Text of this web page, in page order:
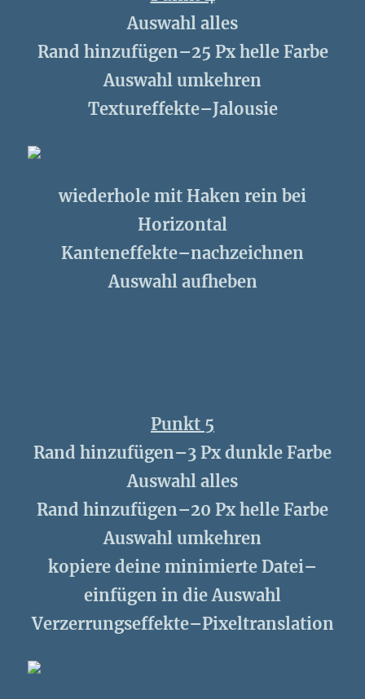
Auswahl alles
Rand hinzufügen–25 Px helle Farbe
Auswahl umkehren
Textureffekte–Jalousie
wiederhole mit Haken rein bei
Horizontal
Kanteneffekte–nachzeichnen
Auswahl aufheben
Punkt 5
Rand hinzufügen–3 Px dunkle Farbe
Auswahl alles
Rand hinzufügen–20 Px helle Farbe
Auswahl umkehren
kopiere deine minimierte Datei–
einfügen in die Auswahl
Verzerrungseffekte–Pixeltranslation